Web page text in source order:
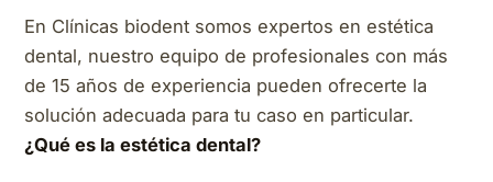
En Clínicas biodent somos expertos en estética
dental, nuestro equipo de profesionales con más
de 15 años de experiencia pueden ofrecerte la
solución adecuada para tu caso en particular.
¿Qué es la estética dental?